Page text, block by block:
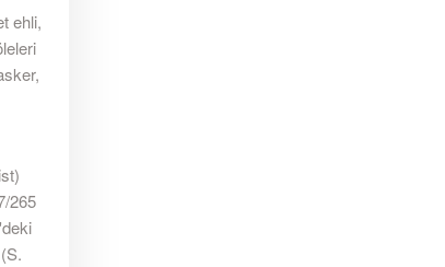
ehli,
265